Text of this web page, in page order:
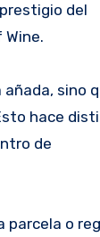
del
sino
hace
de
parcela o